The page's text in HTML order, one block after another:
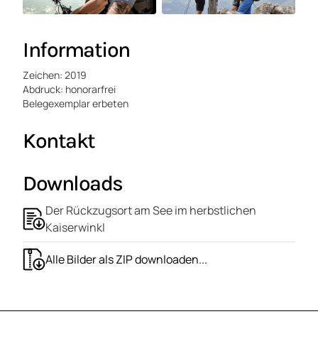
Information
Zeichen: 2019
Abdruck: honorarfrei
Belegexemplar erbeten
Kontakt
Downloads
Der Rückzugsort am See im herbstlichen
Kaiserwinkl
Alle Bilder als ZIP downloaden...